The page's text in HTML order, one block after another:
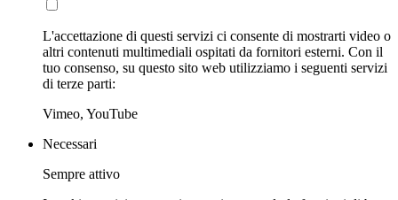
L'accettazione di questi servizi ci consente di mostrarti video o
altri contenuti multimediali ospitati da fornitori esterni. Con il
tuo consenso, su questo sito web utilizziamo i seguenti servizi
di terze parti:
Vimeo, YouTube
Necessari
Sempre attivo